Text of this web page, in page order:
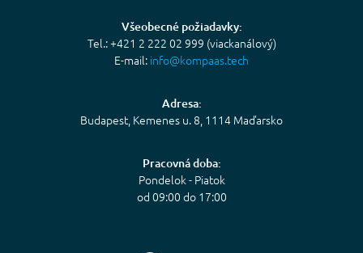
Všeobecné požiadavky:
Tel.: +421 2 222 02 999 (viackanálový)
E-mail: info@kompaas.tech
Adresa:
Budapest, Kemenes u. 8, 1114 Maďarsko
Pracovná doba:
Pondelok - Piatok
od 09:00 do 17:00